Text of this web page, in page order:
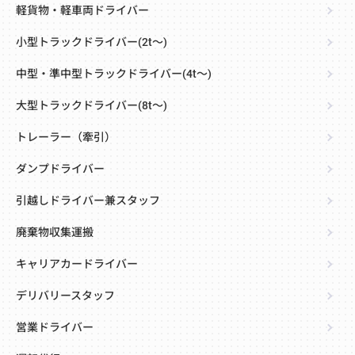
軽貨物・軽車両ドライバー
小型トラックドライバー(2t～)
中型・準中型トラックドライバー(4t～)
大型トラックドライバー(8t～)
トレーラー（牽引）
ダンプドライバー
引越しドライバー兼スタッフ
廃棄物収集運搬
キャリアカードライバー
デリバリースタッフ
営業ドライバー